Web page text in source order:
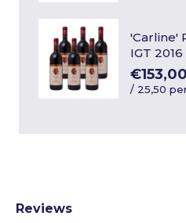
'Carline'
IGT 2016
€153,00
/ 25,50
Reviews